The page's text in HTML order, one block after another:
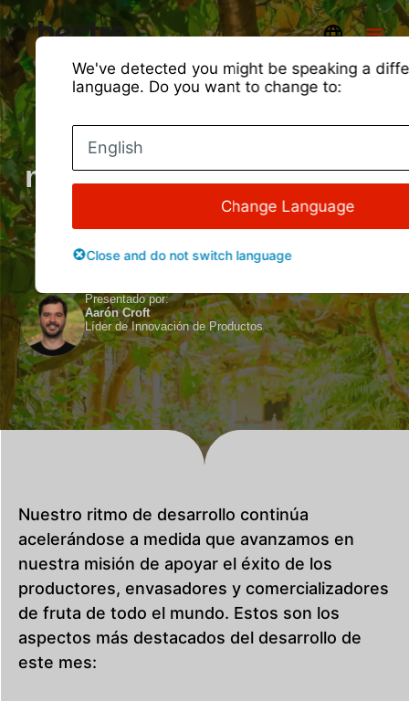
Nuevas funciones y
mejoras del producto de
agosto de 2023
Presentado por:
Aarón Croft
Líder de Innovación de Productos
Nuestro ritmo de desarrollo continúa
acelerándose a medida que avanzamos en
nuestra misión de apoyar el éxito de los
productores, envasadores y comercializadores
de fruta de todo el mundo. Estos son los
aspectos más destacados del desarrollo de
este mes:
We've detected you might be speaking a
language. Do you want to change to:
English
Change Language
Close and do not switch language